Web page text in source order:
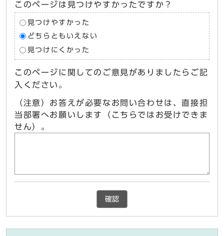
このページは見つけやすかったですか？
見つけやすかった
どちらともいえない
見つけにくかった
このページに関してのご意見がありましたらご記
入ください。
（注意）お答えが必要なお問い合わせは、直接担
当部署へお願いします（こちらではお受けできま
せん）。
確認